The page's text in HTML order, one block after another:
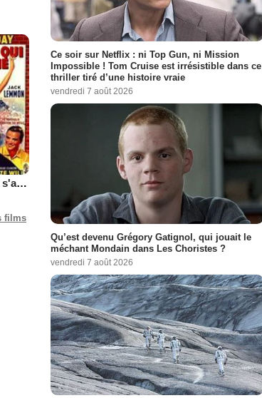
Une femme qui s'affiche
films
Ce soir sur Netflix : ni Top Gun, ni Mission
Impossible ! Tom Cruise est irrésistible dans ce
thriller tiré d’une histoire vraie
vendredi 7 août 2026
Qu’est devenu Grégory Gatignol, qui jouait le
méchant Mondain dans Les Choristes ?
vendredi 7 août 2026